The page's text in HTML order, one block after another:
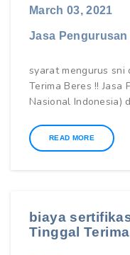
March 03, 2021
Jasa Pengurusan
syarat mengurus sni
Terima Beres !! Jasa
Nasional Indonesia)
READ MORE
biaya
Tinggal